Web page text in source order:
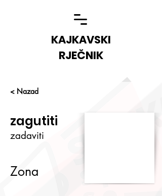
KAJKAVSKI
RJEČNIK
< Nazad
zagutiti
zadaviti
Zona